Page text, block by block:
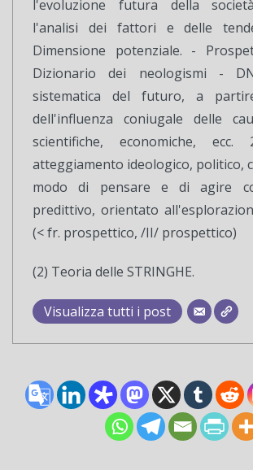
l'evoluzione futura della
l'analisi dei fattori e delle
Dimensione potenziale. -
Dizionario dei neologismi -
sistematica del futuro, a
dell'influenza coniugale delle
scientifiche, economiche,
atteggiamento ideologico, politico,
modo di pensare e di agire
predittivo, orientato
(< fr. prospettico, /II/ prospettico)
(2) Teoria delle STRINGHE.
Visualizza tutti i post